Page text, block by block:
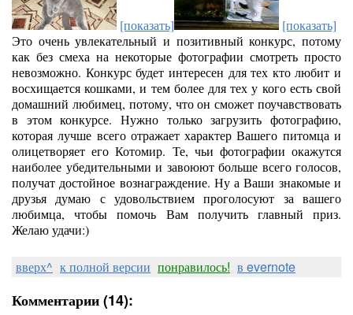
[показать]
[показать]
Это очень увлекательный и позитивный конкурс, потому
как без смеха на некоторые фотографии смотреть просто
невозможно. Конкурс будет интересен для тех кто любит и
восхищается кошками, и тем более для тех у кого есть свой
домашний любимец, потому, что он сможет поучавствовать
в этом конкурсе. Нужно только загрузить фотографию,
которая лучше всего отражает характер Вашего питомца и
олицетворяет его Котомир. Те, чьи фотографии окажутся
наиболее убедительными и завоюют больше всего голосов,
получат достойное вознаграждение. Ну а Ваши знакомые и
друзья думаю с удовольствием проголосуют за вашего
любимца, чтобы помочь Вам получить главный приз.
Желаю удачи:)
вверх^ к полной версии понравилось! в evernote
Комментарии (14):